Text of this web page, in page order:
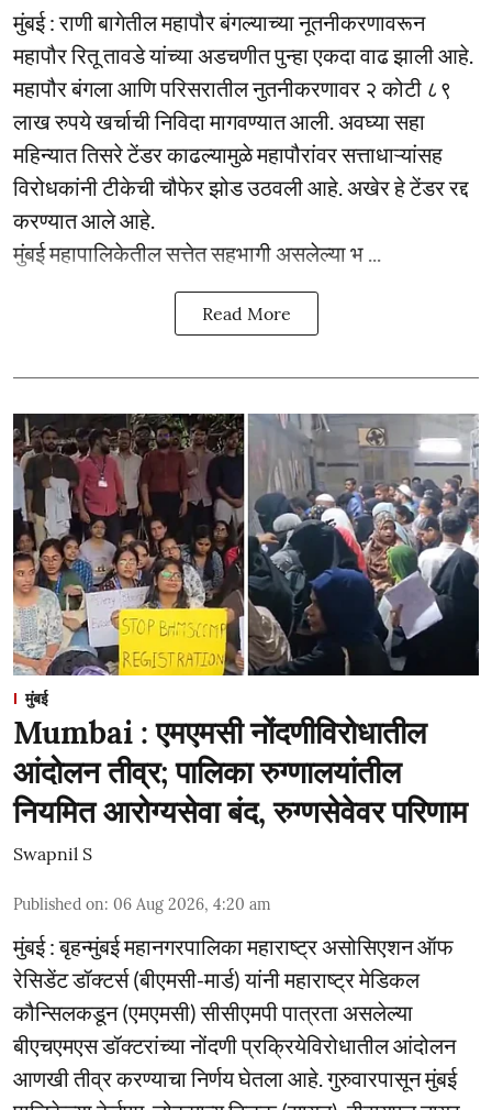
मुंबई : राणी बागेतील महापौर बंगल्याच्या नूतनीकरणावरून
महापौर रितू तावडे यांच्या अडचणीत पुन्हा एकदा वाढ झाली आहे.
महापौर बंगला आणि परिसरातील नुतनीकरणावर २ कोटी ८९
लाख रुपये खर्चाची निविदा मागवण्यात आली. अवघ्या सहा
महिन्यात तिसरे टेंडर काढल्यामुळे महापौरांवर सत्ताधाऱ्यांसह
विरोधकांनी टीकेची चौफेर झोड उठवली आहे. अखेर हे टेंडर रद्द
करण्यात आले आहे.
मुंबई महापालिकेतील सत्तेत सहभागी असलेल्या भ ...
Read More
मुंबई
Mumbai : एमएमसी नोंदणीविरोधातील
आंदोलन तीव्र; पालिका रुग्णालयांतील
नियमित आरोग्यसेवा बंद, रुग्णसेवेवर परिणाम
Swapnil S
Published on: 06 Aug 2026, 4:20 am
मुंबई : बृहन्मुंबई महानगरपालिका महाराष्ट्र असोसिएशन ऑफ
रेसिडेंट डॉक्टर्स (बीएमसी-मार्ड) यांनी महाराष्ट्र मेडिकल
कौन्सिलकडून (एमएमसी) सीसीएमपी पात्रता असलेल्या
बीएचएमएस डॉक्टरांच्या नोंदणी प्रक्रियेविरोधातील आंदोलन
आणखी तीव्र करण्याचा निर्णय घेतला आहे. गुरुवारपासून मुंबई